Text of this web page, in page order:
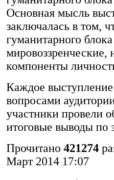
Основная мысль
заключалась в том,
гуманитарного
компоненты
Каждое
вопросами
участники провели
итоговые выводы по
Прочитано 421274
Март 2014 17:07